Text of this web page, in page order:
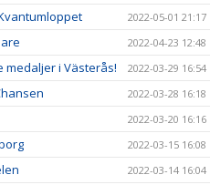
2022-05-01 21:17
2022-04-23 12:48
medaljer i Västerås! 2022-03-29 16:54
2022-03-28 16:18
2022-03-20 16:16
2022-03-15 16:08
2022-03-14 16:04